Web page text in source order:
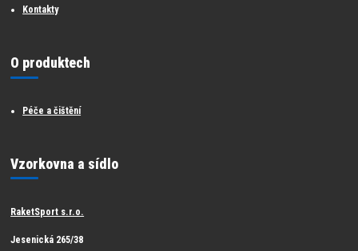
Kontakty
O produktech
Péče a čištění
Vzorkovna a sídlo
RaketSport s.r.o.
Jesenická 265/38